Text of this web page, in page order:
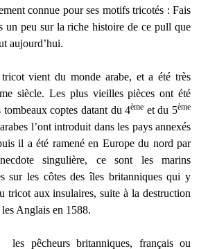
connue pour ses motifs tricotés : Fais
un peu sur la riche histoire de ce pull que
aujourd’hui.
vient du monde arabe, et a été très
siècle. Les plus vieilles pièces ont été
tombeaux coptes datant du 4ème et du 5ème
l’ont introduit dans les pays annexés
il a été ramené en Europe du nord par
singulière, ce sont les marins
sur les côtes des îles britanniques qui y
tricot aux insulaires, suite à la destruction
Anglais en 1588.
les pêcheurs britanniques, français ou